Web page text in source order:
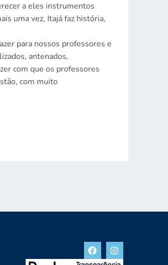
a eles instrumentos
uma vez, Itajá faz história,
para nossos professores e
antenados,
com que os professores
com muito